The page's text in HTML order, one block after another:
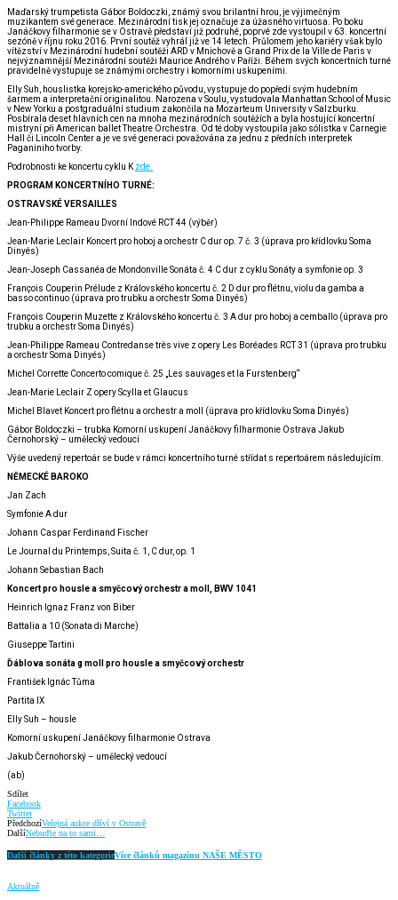
Maďarský trumpetista Gábor Boldoczki, známý svou brilantní hrou, je výjimečným
muzikantem své generace. Mezinárodní tisk jej označuje za úžasného virtuosa. Po boku
Janáčkovy filharmonie se v Ostravě představí již podruhé, poprvé zde vystoupil v 63. koncertní
sezóně v říjnu roku 2016. První soutěž vyhrál již ve 14 letech. Průlomem jeho kariéry však bylo
vítězství v Mezinárodní hudební soutěži ARD v Mnichově a Grand Prix de la Ville de Paris v
nejvýznamnější Mezinárodní soutěži Maurice Andrého v Paříži. Během svých koncertních turné
pravidelně vystupuje se známými orchestry i komorními uskupeními.
Elly Suh, houslistka korejsko-amerického původu, vystupuje do popředí svým hudebním
šarmem a interpretační originalitou. Narozena v Soulu, vystudovala Manhattan School of Music
v New Yorku a postgraduální studium zakončila na Mozarteum University v Salzburku.
Posbírala deset hlavních cen na mnoha mezinárodních soutěžích a byla hostující koncertní
mistryní při American ballet Theatre Orchestra. Od té doby vystoupila jako sólistka v Carnegie
Hall či Lincoln Center a je ve své generaci považována za jednu z předních interpretek
Paganiniho tvorby.
Podrobnosti ke koncertu cyklu Kzde.
PROGRAM KONCERTNÍHO TURNÉ:
OSTRAVSKÉ VERSAILLES
Jean-Philippe Rameau Dvorní Indové RCT 44 (výběr)
Jean-Marie Leclair Koncert pro hoboj a orchestr C dur op. 7 č. 3 (úprava pro křídlovku Soma
Dinyés)
Jean-Joseph Cassanéa de Mondonville Sonáta č. 4 C dur z cyklu Sonáty a symfonie op. 3
François Couperin Prélude z Královského koncertu č. 2 D dur pro flétnu, violu da gamba a
basso continuo (úprava pro trubku a orchestr Soma Dinyés)
François Couperin Muzette z Královského koncertu č. 3 A dur pro hoboj a cemballo (úprava pro
trubku a orchestr Soma Dinyés)
Jean-Philippe Rameau Contredanse très vive z opery Les Boréades RCT 31 (úprava pro trubku
a orchestr Soma Dinyés)
Michel Corrette Concerto comique č. 25 „Les sauvages et la Furstenberg“
Jean-Marie Leclair Z opery Scylla et Glaucus
Michel Blavet Koncert pro flétnu a orchestr a moll (úprava pro křídlovku Soma Dinyés)
Gábor Boldoczki – trubka Komorní uskupení Janáčkovy filharmonie Ostrava Jakub
Černohorský – umělecký vedoucí
Výše uvedený repertoár se bude v rámci koncertního turné střídat s repertoárem následujícím.
NĚMECKÉ BAROKO
Jan Zach
Symfonie A dur
Johann Caspar Ferdinand Fischer
Le Journal du Printemps, Suita č. 1, C dur, op. 1
Johann Sebastian Bach
Koncert pro housle a smyčcový orchestr a moll, BWV 1041
Heinrich Ignaz Franz von Biber
Battalia a 10 (Sonata di Marche)
Giuseppe Tartini
Ďáblova sonáta g moll pro housle a smyčcový orchestr
František Ignác Tůma
Partita IX
Elly Suh – housle
Komorní uskupení Janáčkovy filharmonie Ostrava
Jakub Černohorský – umělecký vedoucí
(ab)
Sdílet
Facebook
Twitter
PředchozíVeřejná aukce dříví v Ostravě
DalšíNebuďte na to sami…
Další články z této kategorieVíce článků magazínu NAŠE MĚSTO
Aktuálně